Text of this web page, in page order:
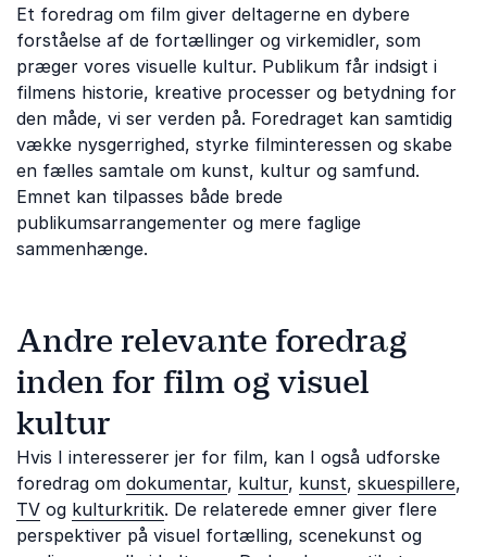
Et foredrag om film giver deltagerne en dybere
forståelse af de fortællinger og virkemidler, som
præger vores visuelle kultur. Publikum får indsigt i
filmens historie, kreative processer og betydning for
den måde, vi ser verden på. Foredraget kan samtidig
vække nysgerrighed, styrke filminteressen og skabe
en fælles samtale om kunst, kultur og samfund.
Emnet kan tilpasses både brede
publikumsarrangementer og mere faglige
sammenhænge.
Andre relevante foredrag
inden for film og visuel
kultur
Hvis I interesserer jer for film, kan I også udforske
foredrag om dokumentar, kultur, kunst, skuespillere,
TV og kulturkritik. De relaterede emner giver flere
perspektiver på visuel fortælling, scenekunst og